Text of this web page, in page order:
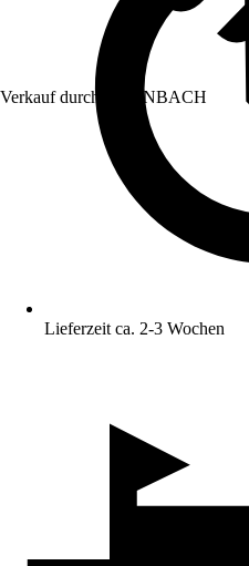
Verkauf durch: HORNBACH
Lieferzeit ca. 2-3 Wochen